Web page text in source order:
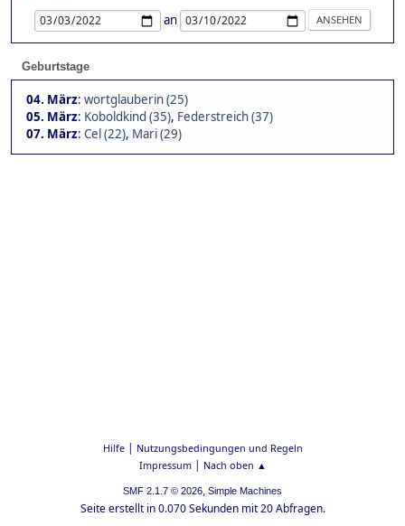
an
Geburtstage
04. März: wortglauberin (25)
05. März: Koboldkind (35), Federstreich (37)
07. März: Cel (22), Mari (29)
Hilfe| Nutzungsbedingungen und Regeln
Impressum| Nach oben ▲
SMF 2.1.7 © 2026, Simple Machines
Seite erstellt in 0.070 Sekunden mit 20 Abfragen.